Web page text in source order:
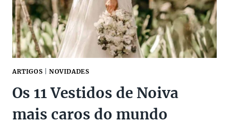
ARTIGOS NOVIDADES
Os 11 Vestidos de Noiva
mais caros do mundo